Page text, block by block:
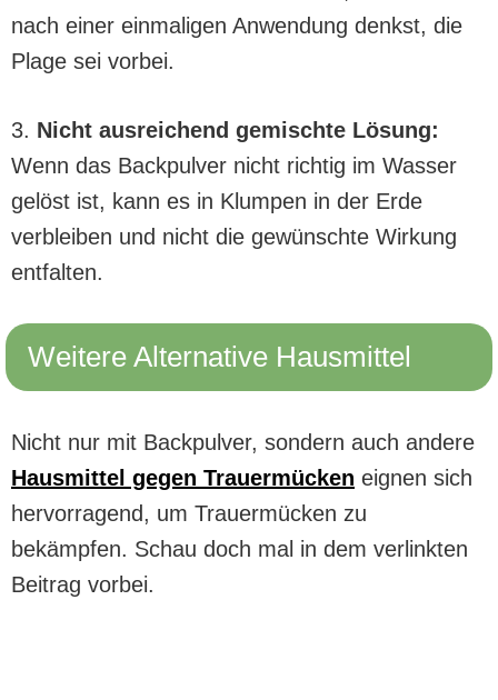
nach einer einmaligen Anwendung denkst, die
Plage sei vorbei.
3. Nicht ausreichend gemischte Lösung:
Wenn das Backpulver nicht richtig im Wasser
gelöst ist, kann es in Klumpen in der Erde
verbleiben und nicht die gewünschte Wirkung
entfalten.
Weitere Alternative Hausmittel
Nicht nur mit Backpulver, sondern auch andere
Hausmittel gegen Trauermücken eignen sich
hervorragend, um Trauermücken zu
bekämpfen. Schau doch mal in dem verlinkten
Beitrag vorbei.